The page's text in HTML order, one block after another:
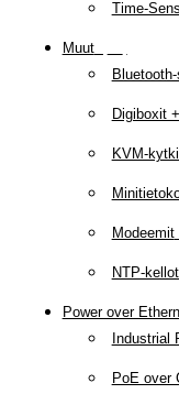
Time-
Muut(
Digiboxit
KVM-
Modeemit
NTP-
Power over
Industrial
PoE over